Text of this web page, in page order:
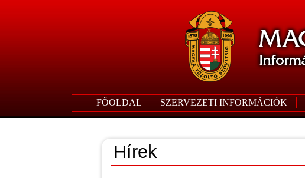
FŐOLDAL SZERVEZETI INFORMÁCIÓK
Hírek